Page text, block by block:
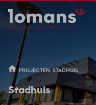
/PROJECTEN/STADHUIS
Stadhuis